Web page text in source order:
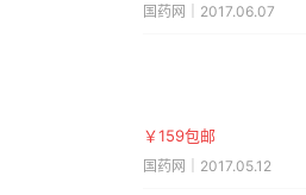
国药网｜2017.06.07
￥159包邮
国药网｜2017.05.12